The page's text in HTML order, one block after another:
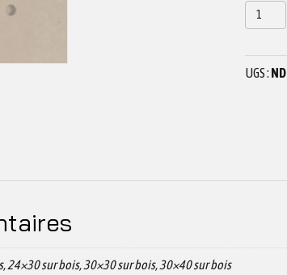
quantité
de
UGS : ND
24×30 sur bois, 30×30 sur bois, 30×40 sur bois